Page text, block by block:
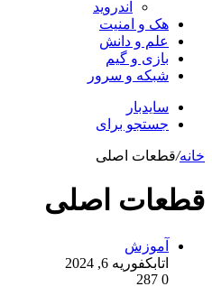
اندروید
هک و امنیت
علم و دانش
بازی و گیم
شبکه و سرور
سایدبار
جستجو برای
خانه/قطعات اصلی
قطعات اصلی
آموزش
اتابکفوریه 6, 2024
0